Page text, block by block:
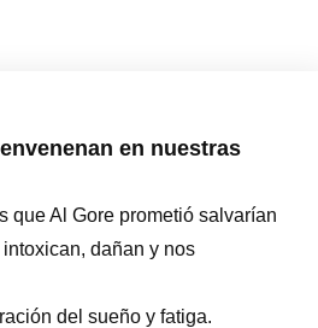
en nuestras
que Al Gore prometió salvarían
dañan y nos
del sueño y fatiga.